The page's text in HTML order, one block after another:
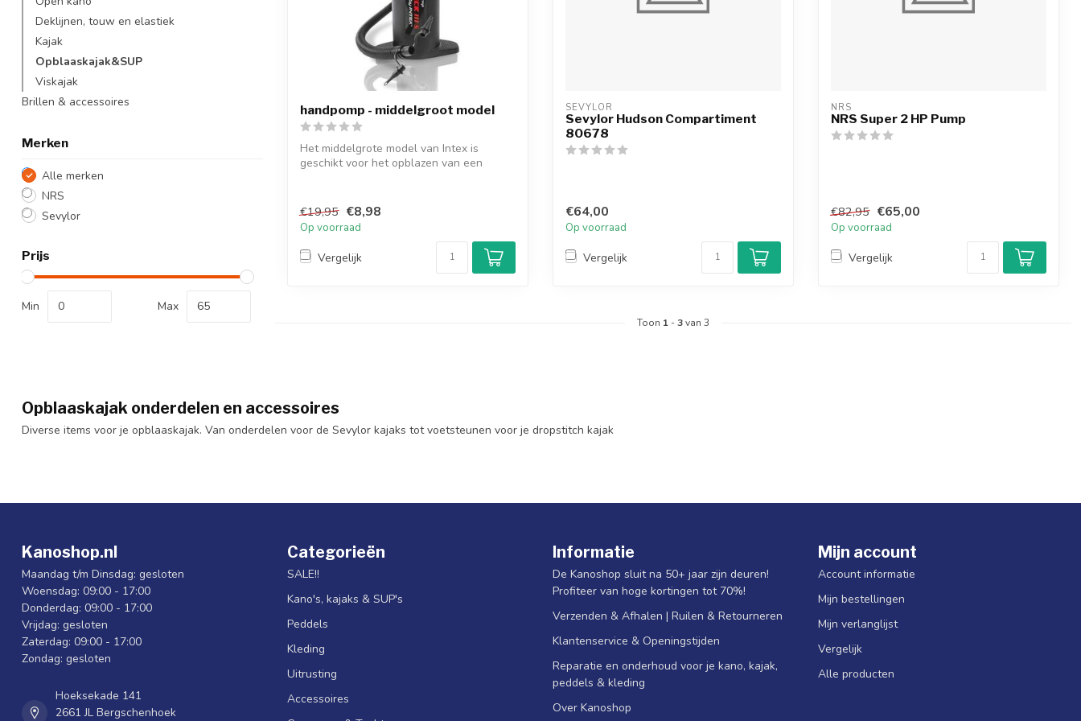
Deklijnen, touw en elastiek
Kajak
Opblaaskajak&SUP
Viskajak
Brillen & accessoires
Merken
Alle merken
NRS
Sevylor
Prijs
Min Max
handpomp - middelgroot model
Het middelgrote model van Intex is
geschikt voor het opblazen van een
€19,95 €8,98
Op voorraad
Vergelijk
SEVYLOR
Sevylor Hudson Compartiment
80678
€64,00
Op voorraad
Vergelijk
NRS
NRS Super 2 HP Pump
€82,95 €65,00
Op voorraad
Vergelijk
Toon 1 -3van 3
Opblaaskajak onderdelen en accessoires
Diverse items voor je opblaaskajak. Van onderdelen voor de Sevylor kajaks tot voetsteunen voor je dropstitch kajak
Kanoshop.nl
Maandag t/m Dinsdag: gesloten
Woensdag: 09:00 - 17:00
Donderdag: 09:00 - 17:00
Vrijdag: gesloten
Zaterdag: 09:00 - 17:00
Zondag: gesloten
Hoeksekade 141
2661 JL Bergschenhoek
Categorieën
SALE!!
Kano's, kajaks & SUP's
Peddels
Kleding
Uitrusting
Accessoires
Informatie
De Kanoshop sluit na 50+ jaar zijn deuren!
Profiteer van hoge kortingen tot 70%!
Verzenden & Afhalen | Ruilen & Retourneren
Klantenservice & Openingstijden
Reparatie en onderhoud voor je kano, kajak,
peddels & kleding
Over Kanoshop
Mijn account
Account informatie
Mijn bestellingen
Mijn verlanglijst
Vergelijk
Alle producten